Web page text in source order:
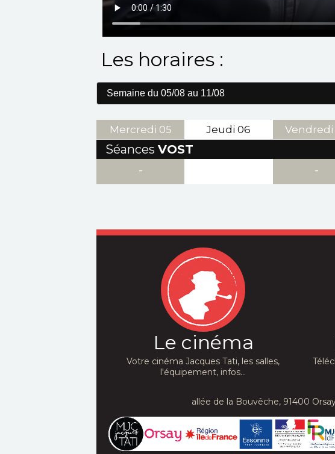
Les horaires :
Mercredi 05 Jeudi 06 Vendredi
Séances VOST
-
-
Le cinéma
Votre cinéma Jacques Tati, les salles,
l'équipement, infos...
allée de la Bouvêche, 91400